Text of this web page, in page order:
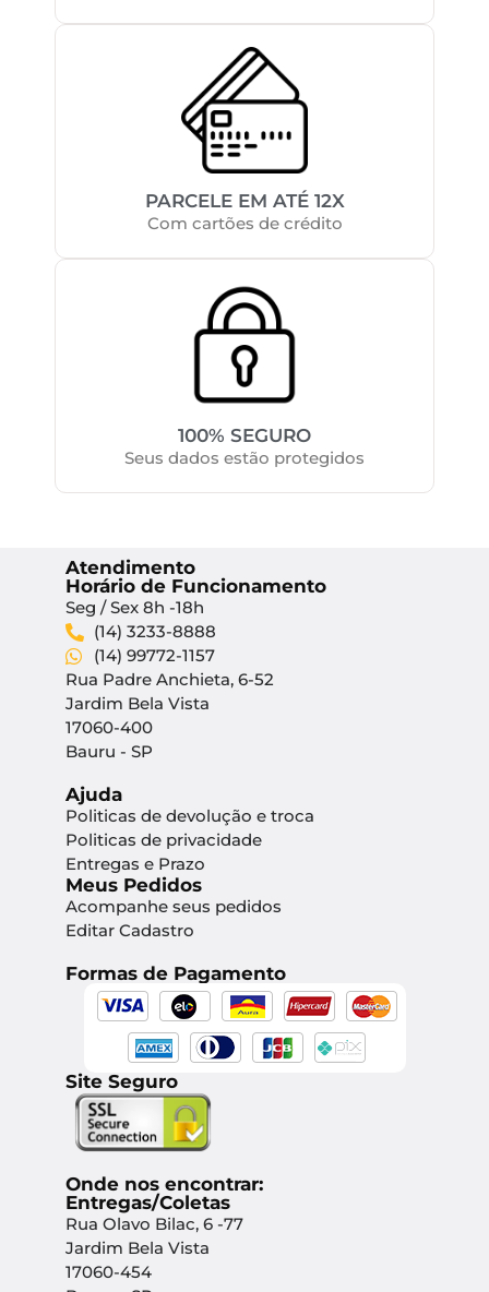
PARCELE EM ATÉ 12X
Com cartões de crédito
100% SEGURO
Seus dados estão protegidos
Atendimento
Horário de Funcionamento
Seg / Sex 8h -18h
(14) 3233-8888
(14) 99772-1157
Rua Padre Anchieta, 6-52
Jardim Bela Vista
17060-400
Bauru - SP
Ajuda
Politicas de devolução e troca
Politicas de privacidade
Entregas e Prazo
Meus Pedidos
Acompanhe seus pedidos
Editar Cadastro
Formas de Pagamento
Site Seguro
Onde nos encontrar:
Entregas/Coletas
Rua Olavo Bilac, 6 -77
Jardim Bela Vista
17060-454